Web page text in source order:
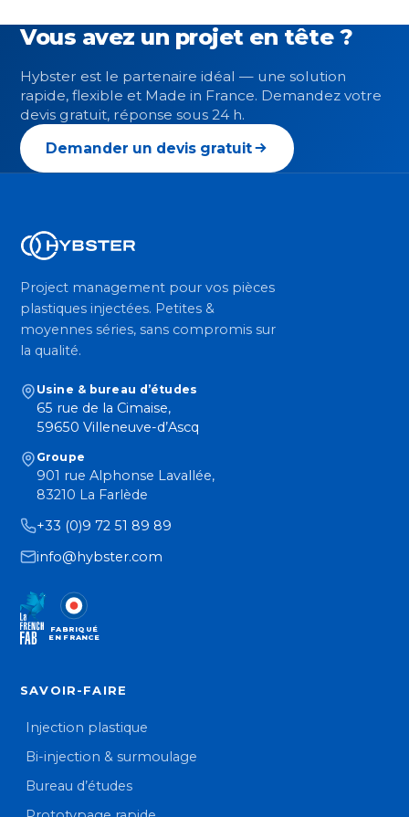
Vous avez un projet en tête ?
Hybster est le partenaire idéal — une solution
rapide, flexible et Made in France. Demandez votre
devis gratuit, réponse sous 24 h.
Demander un devis gratuit
Project management pour vos pièces
plastiques injectées. Petites &
moyennes séries, sans compromis sur
la qualité.
Usine & bureau d’études
65 rue de la Cimaise,
59650 Villeneuve-d’Ascq
Groupe
901 rue Alphonse Lavallée,
83210 La Farlède
+33 (0)9 72 51 89 89
info@hybster.com
FABRIQUÉ
EN FRANCE
SAVOIR-FAIRE
Injection plastique
Bi-injection & surmoulage
Bureau d’études